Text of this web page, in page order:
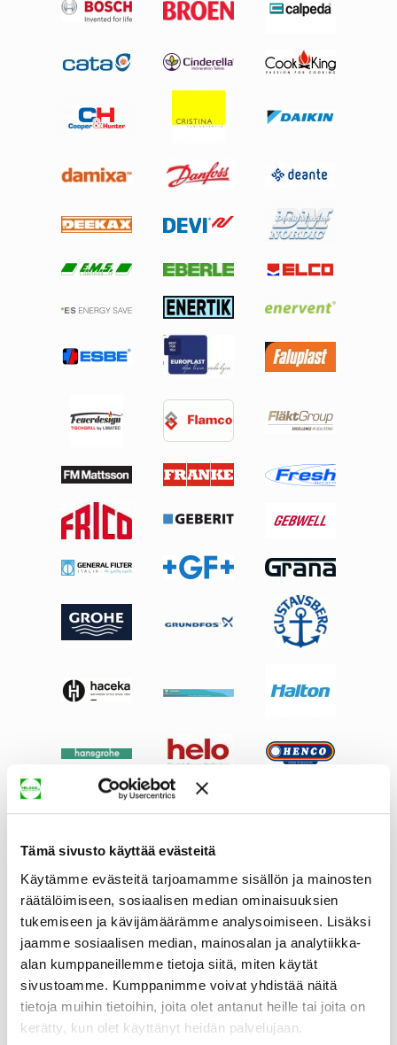
Tämä sivusto käyttää evästeitä
Käytämme evästeitä tarjoamamme sisällön ja mainosten
räätälöimiseen, sosiaalisen median ominaisuuksien
tukemiseen ja kävijämäärämme analysoimiseen. Lisäksi
jaamme sosiaalisen median, mainosalan ja analytiikka-
alan kumppaneillemme tietoja siitä, miten käytät
sivustoamme. Kumppanimme voivat yhdistää näitä
tietoja muihin tietoihin, joita olet antanut heille tai joita on
kerätty, kun olet käyttänyt heidän palvelujaan.